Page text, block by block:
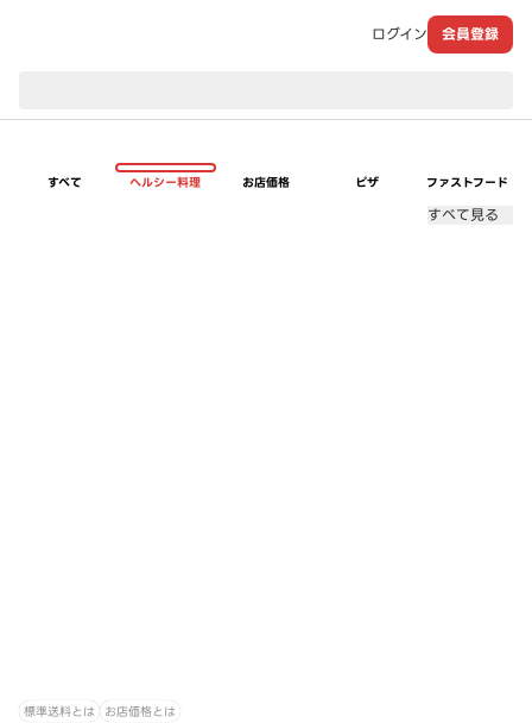
ログイン 会員登録
すべて ヘルシー料理 お店価格 ピザ ファストフード
すべて見る
標準送料とは お店価格とは